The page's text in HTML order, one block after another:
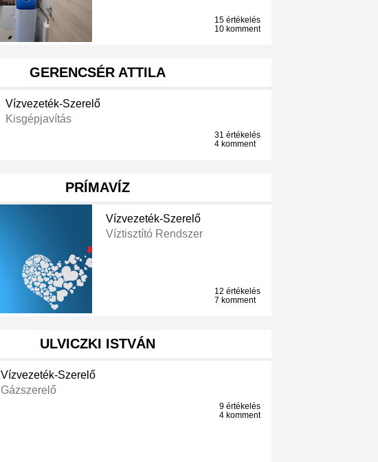
15 értékelés
10 komment
GERENCSÉR ATTILA
Vízvezeték-Szerelő
Kisgépjavítás
31 értékelés
4 komment
PRÍMAVÍZ
Vízvezeték-Szerelő
Víztisztító Rendszer
12 értékelés
7 komment
ULVICZKI ISTVÁN
Vízvezeték-Szerelő
Gázszerelő
9 értékelés
4 komment